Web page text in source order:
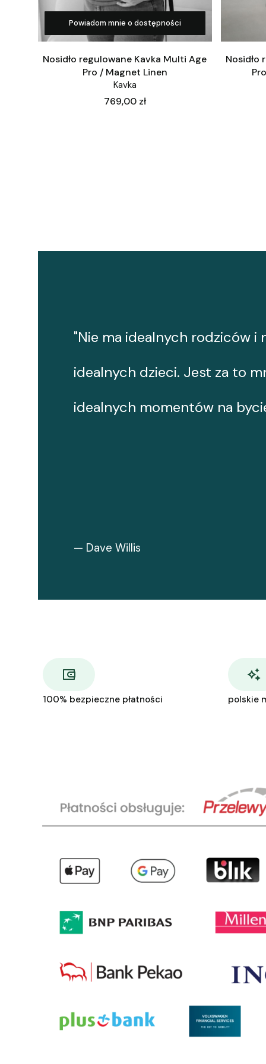
Powiadom mnie o dostępności
Nosidło regulowane Kavka Multi Age
Pro / Magnet Linen
Kavka
Cena
769,00 zł
Nosidło
"Nie ma idealnych rodziców i
idealnych dzieci. Jest za to
idealnych momentów na
— Dave Willis
100% bezpieczne płatności polskie